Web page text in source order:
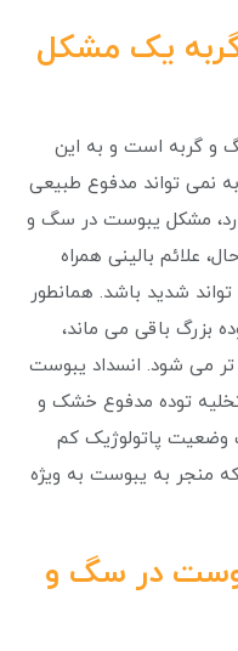
یک مشکل
و گربه است و به این
تواند مدفوع طبیعی
مشکل یبوست در سگ و
علائم بالینی همراه
شدید باشد. همانطور
بزرگ باقی می ماند،
می شود. انسداد یبوست
تخلیه توده مدفوع خشک و
پاتولوژیک کم
منجر به یبوست به ویژه
در سگ و